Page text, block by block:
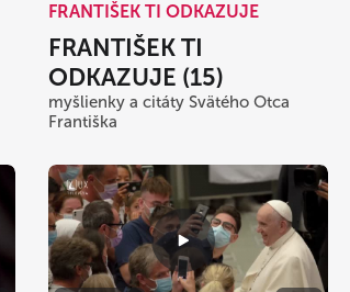
FRANTIŠEK TI ODKAZUJE
FRANTIŠEK TI
ODKAZUJE (15)
myšlienky a citáty Svätého Otca
Františka